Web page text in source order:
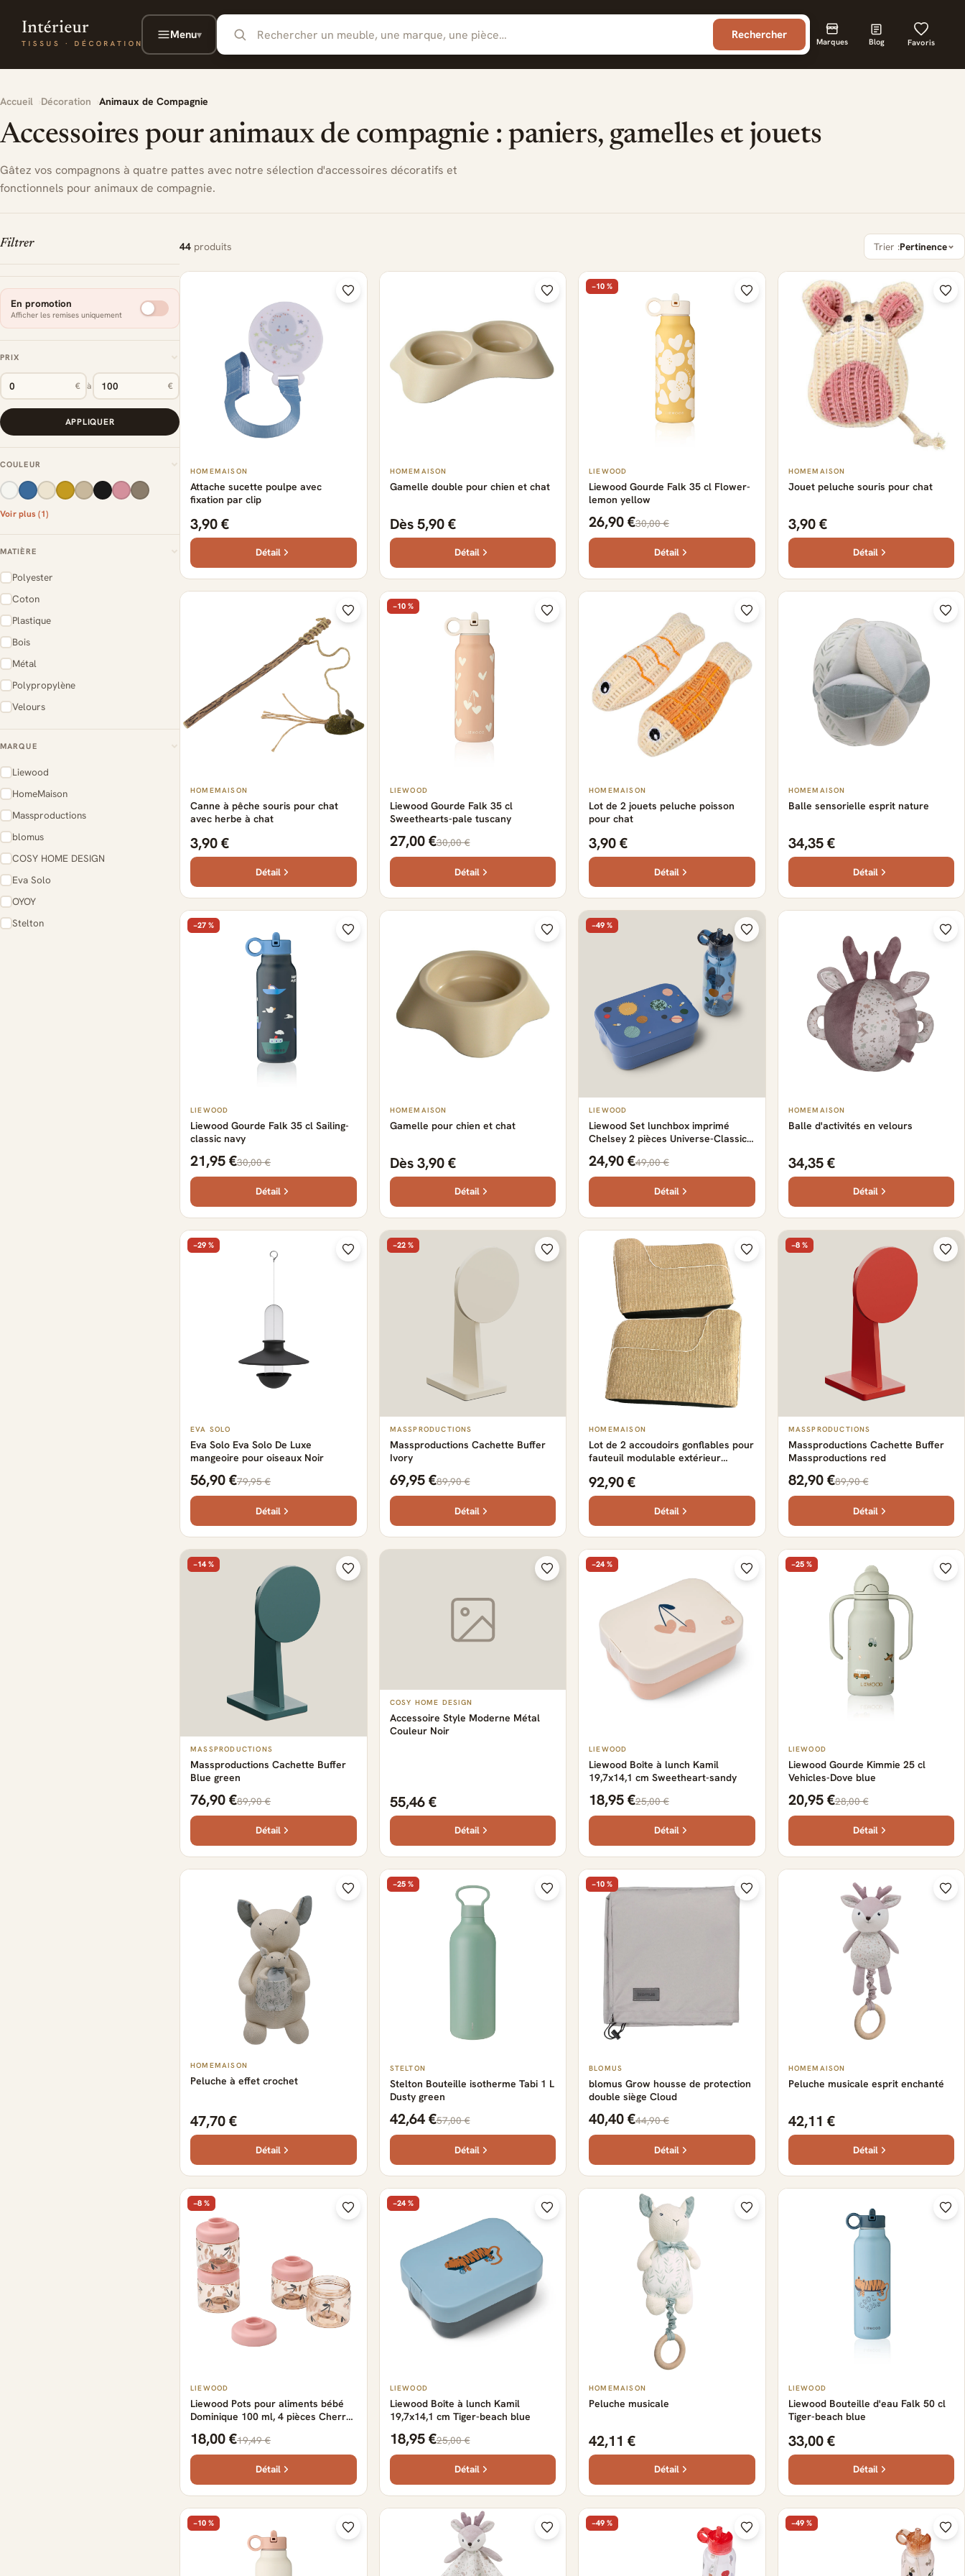
Menu▾ Rechercher Marques Blog Favoris
Accueil Décoration Animaux de Compagnie
Accessoires pour animaux de compagnie : paniers, gamelles et jouets
Gâtez vos compagnons à quatre pattes avec notre sélection d'accessoires décoratifs et
fonctionnels pour animaux de compagnie.
Filtrer
En promotion
Afficher les remises uniquement
PRIX
€ à €
APPLIQUER
COULEUR
Voir plus (1)
MATIÈRE
Polyester
Coton
Plastique
Bois
Métal
Polypropylène
Velours
MARQUE
Liewood
HomeMaison
Massproductions
blomus
COSY HOME DESIGN
Eva Solo
OYOY
Stelton
44 produits Trier :Pertinence
HOMEMAISON
Attache sucette poulpe avec
fixation par clip
3,90 €
Détail
HOMEMAISON
Gamelle double pour chien et chat
Dès 5,90 €
Détail
−10 %
LIEWOOD
Liewood Gourde Falk 35 cl Flower-
lemon yellow
26,90 €30,00 €
Détail
HOMEMAISON
Jouet peluche souris pour chat
3,90 €
Détail
HOMEMAISON
Canne à pêche souris pour chat
avec herbe à chat
3,90 €
Détail
−10 %
LIEWOOD
Liewood Gourde Falk 35 cl
Sweethearts-pale tuscany
27,00 €30,00 €
Détail
HOMEMAISON
Lot de 2 jouets peluche poisson
pour chat
3,90 €
Détail
HOMEMAISON
Balle sensorielle esprit nature
34,35 €
Détail
−27 %
LIEWOOD
Liewood Gourde Falk 35 cl Sailing-
classic navy
21,95 €30,00 €
Détail
HOMEMAISON
Gamelle pour chien et chat
Dès 3,90 €
Détail
−49 %
LIEWOOD
Liewood Set lunchbox imprimé
Chelsey 2 pièces Universe-Classic
24,90 €49,00 €
Détail
HOMEMAISON
Balle d'activités en velours
34,35 €
Détail
−29 %
EVA SOLO
Eva Solo Eva Solo De Luxe
mangeoire pour oiseaux Noir
56,90 €79,95 €
Détail
−22 %
MASSPRODUCTIONS
Massproductions Cachette Buffer
Ivory
69,95 €89,90 €
Détail
HOMEMAISON
Lot de 2 accoudoirs gonflables pour
fauteuil modulable extérieur
92,90 €
Détail
−8 %
MASSPRODUCTIONS
Massproductions Cachette Buffer
Massproductions red
82,90 €89,90 €
Détail
−14 %
MASSPRODUCTIONS
Massproductions Cachette Buffer
Blue green
76,90 €89,90 €
Détail
COSY HOME DESIGN
Accessoire Style Moderne Métal
Couleur Noir
55,46 €
Détail
−24 %
LIEWOOD
Liewood Boîte à lunch Kamil
19,7x14,1 cm Sweetheart-sandy
18,95 €25,00 €
Détail
−25 %
LIEWOOD
Liewood Gourde Kimmie 25 cl
Vehicles-Dove blue
20,95 €28,00 €
Détail
HOMEMAISON
Peluche à effet crochet
47,70 €
Détail
−25 %
STELTON
Stelton Bouteille isotherme Tabi 1 L
Dusty green
42,64 €57,00 €
Détail
−10 %
BLOMUS
blomus Grow housse de protection
double siège Cloud
40,40 €44,90 €
Détail
HOMEMAISON
Peluche musicale esprit enchanté
42,11 €
Détail
−8 %
LIEWOOD
Liewood Pots pour aliments bébé
Dominique 100 ml, 4 pièces Cherry
18,00 €19,49 €
Détail
−24 %
LIEWOOD
Liewood Boîte à lunch Kamil
19,7x14,1 cm Tiger-beach blue
18,95 €25,00 €
Détail
HOMEMAISON
Peluche musicale
42,11 €
Détail
LIEWOOD
Liewood Bouteille d'eau Falk 50 cl
Tiger-beach blue
33,00 €
Détail
−10 % −49 % −49 %